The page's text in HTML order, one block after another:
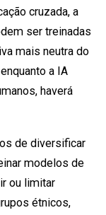
cruzada, a
ser treinadas
mais neutra do
a IA
haverá
de diversificar
modelos de
ou limitar
étnicos,